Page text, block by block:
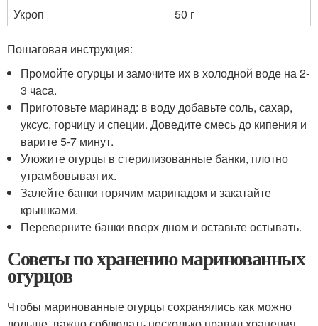
Укроп
50 г
Пошаговая инструкция:
Промойте огурцы и замочите их в холодной воде на 2-
3 часа.
Приготовьте маринад: в воду добавьте соль, сахар,
уксус, горчицу и специи. Доведите смесь до кипения и
варите 5-7 минут.
Уложите огурцы в стерилизованные банки, плотно
утрамбовывая их.
Залейте банки горячим маринадом и закатайте
крышками.
Переверните банки вверх дном и оставьте остывать.
Советы по хранению маринованных
огурцов
Чтобы маринованные огурцы сохранялись как можно